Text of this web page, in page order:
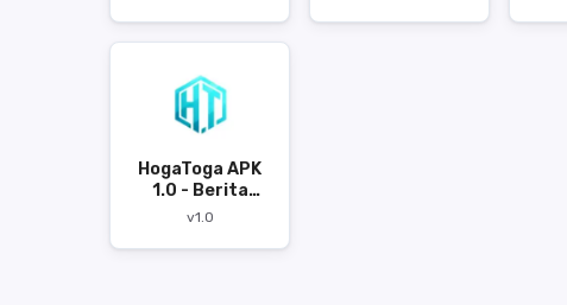
HogaToga APK
1.0 - Berita
Teknologi
v1.0